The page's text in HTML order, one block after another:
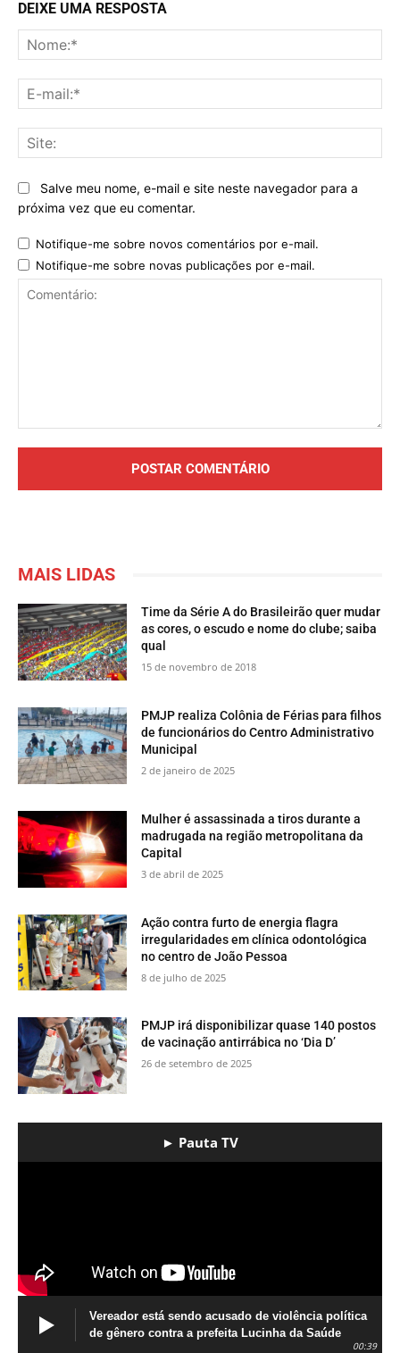
DEIXE UMA RESPOSTA
Salve meu nome, e-mail e site neste navegador para a
próxima vez que eu comentar.
Notifique-me sobre novos comentários por e-mail.
Notifique-me sobre novas publicações por e-mail.
MAIS LIDAS
Time da Série A do Brasileirão quer mudar
as cores, o escudo e nome do clube; saiba
qual
15 de novembro de 2018
PMJP realiza Colônia de Férias para filhos
de funcionários do Centro Administrativo
Municipal
2 de janeiro de 2025
Mulher é assassinada a tiros durante a
madrugada na região metropolitana da
Capital
3 de abril de 2025
Ação contra furto de energia flagra
irregularidades em clínica odontológica
no centro de João Pessoa
8 de julho de 2025
PMJP irá disponibilizar quase 140 postos
de vacinação antirrábica no ‘Dia D’
26 de setembro de 2025
► Pauta TV
Vereador está sendo acusado de violência política
de gênero contra a prefeita Lucinha da Saúde
00:39